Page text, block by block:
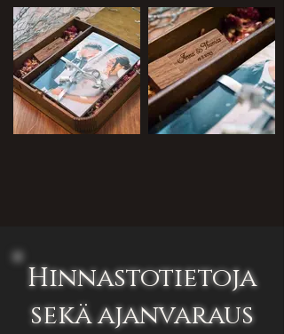
Hinnastotietoja
sekä ajanvaraus